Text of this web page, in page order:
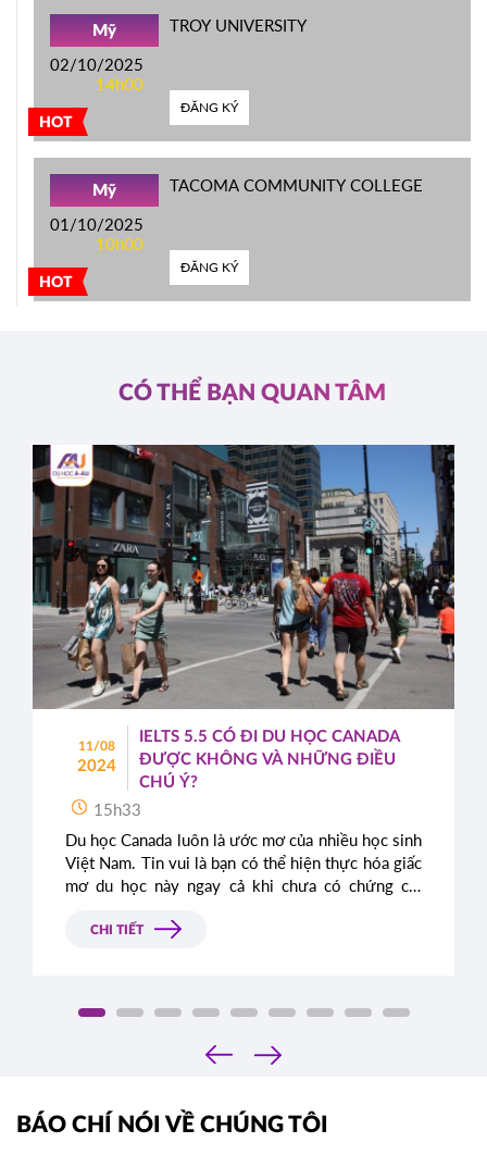
HOT
Mỹ
02/10/2025
14h00
TROY UNIVERSITY
ĐĂNG KÝ
HOT
Mỹ
01/10/2025
10h00
TACOMA COMMUNITY COLLEGE
ĐĂNG KÝ
CÓ THỂ BẠN QUAN TÂM
11/08
2024
IELTS 5.5 CÓ ĐI DU HỌC CANADA
ĐƯỢC KHÔNG VÀ NHỮNG ĐIỀU
CHÚ Ý?
15h33
Du học Canada luôn là ước mơ của nhiều học sinh
Việt Nam. Tin vui là bạn có thể hiện thực hóa giấc
mơ du học này ngay cả khi chưa có chứng chỉ
về các chương trình du học không yêu cầu IELTS
CHI TIẾT
‹
›
BÁO CHÍ NÓI VỀ CHÚNG TÔI